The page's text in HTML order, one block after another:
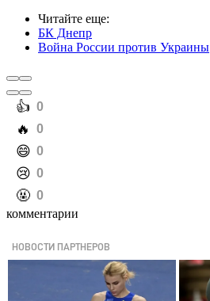
Читайте еще:
БК Днепр
Война России против Украины
️👍 0
️🔥 0
️😄 0
️😢 0
️🤬 0
комментарии